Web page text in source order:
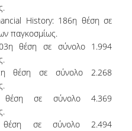
History: 186η θέση σε
παγκοσμίως.
ηθέση σε σύνολο 1.994
ηθέση σε σύνολο 2.268
θέση σε σύνολο 4.369
σε σύνολο 2.494